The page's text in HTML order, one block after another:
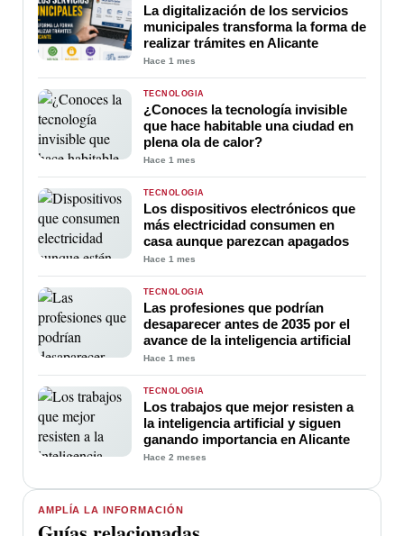
AMPLÍA LA INFORMACIÓN
La digitalización de los servicios
municipales transforma la forma de
realizar trámites en Alicante
Hace 1 mes
TECNOLOGÍA
¿Conoces la tecnología invisible
que hace habitable una ciudad en
plena ola de calor?
Hace 1 mes
TECNOLOGÍA
Los dispositivos electrónicos que
más electricidad consumen en
casa aunque parezcan apagados
Hace 1 mes
TECNOLOGÍA
Las profesiones que podrían
desaparecer antes de 2035 por el
avance de la inteligencia artificial
Hace 1 mes
TECNOLOGÍA
Los trabajos que mejor resisten a
la inteligencia artificial y siguen
ganando importancia en Alicante
Hace 2 meses